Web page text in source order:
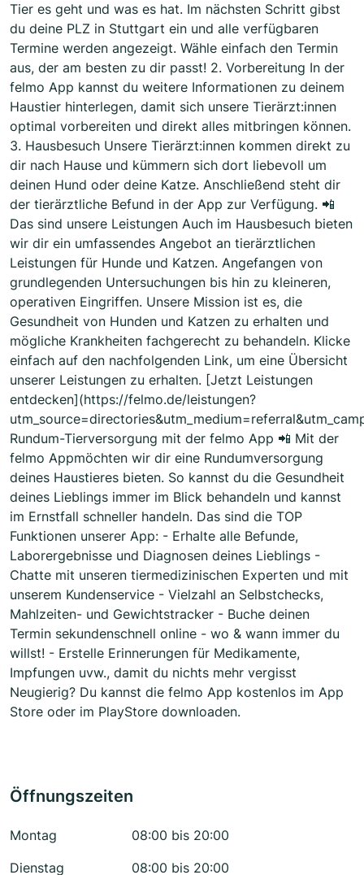
Tier es geht und was es hat. Im nächsten Schritt gibst
du deine PLZ in Stuttgart ein und alle verfügbaren
Termine werden angezeigt. Wähle einfach den Termin
aus, der am besten zu dir passt! 2. Vorbereitung In der
felmo App kannst du weitere Informationen zu deinem
Haustier hinterlegen, damit sich unsere Tierärzt:innen
optimal vorbereiten und direkt alles mitbringen können.
3. Hausbesuch Unsere Tierärzt:innen kommen direkt zu
dir nach Hause und kümmern sich dort liebevoll um
deinen Hund oder deine Katze. Anschließend steht dir
der tierärztliche Befund in der App zur Verfügung. 📲
Das sind unsere Leistungen Auch im Hausbesuch bieten
wir dir ein umfassendes Angebot an tierärztlichen
Leistungen für Hunde und Katzen. Angefangen von
grundlegenden Untersuchungen bis hin zu kleineren,
operativen Eingriffen. Unsere Mission ist es, die
Gesundheit von Hunden und Katzen zu erhalten und
mögliche Krankheiten fachgerecht zu behandeln. Klicke
einfach auf den nachfolgenden Link, um eine Übersicht
unserer Leistungen zu erhalten. [Jetzt Leistungen
entdecken](https://felmo.de/leistungen?
Rundum-Tierversorgung mit der felmo App 📲 Mit der
felmo Appmöchten wir dir eine Rundumversorgung
deines Haustieres bieten. So kannst du die Gesundheit
deines Lieblings immer im Blick behandeln und kannst
im Ernstfall schneller handeln. Das sind die TOP
Funktionen unserer App: - Erhalte alle Befunde,
Laborergebnisse und Diagnosen deines Lieblings -
Chatte mit unseren tiermedizinischen Experten und mit
unserem Kundenservice - Vielzahl an Selbstchecks,
Mahlzeiten- und Gewichtstracker - Buche deinen
Termin sekundenschnell online - wo & wann immer du
willst! - Erstelle Erinnerungen für Medikamente,
Impfungen uvw., damit du nichts mehr vergisst
Neugierig? Du kannst die felmo App kostenlos im App
Store oder im PlayStore downloaden.
Öffnungszeiten
Montag
08:00 bis 20:00
Dienstag
08:00 bis 20:00